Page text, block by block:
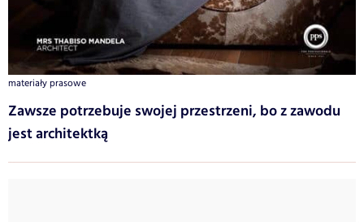
materiały prasowe
Zawsze potrzebuje swojej przestrzeni, bo z zawodu
jest architektką